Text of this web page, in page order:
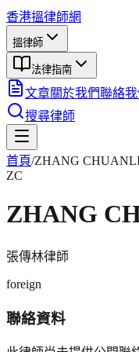
香港搵律師網
搵律師
法律指南
文章關於我們聯絡我
搜尋律師
首頁/ZHANG
ZC
ZHANG
張傳林律師
foreign
聯絡資料